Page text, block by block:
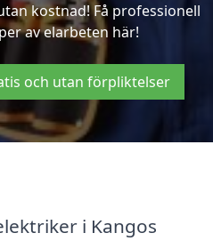
kostnad! Få professionell
av elarbeten här!
och utan förpliktelser
i Kangos